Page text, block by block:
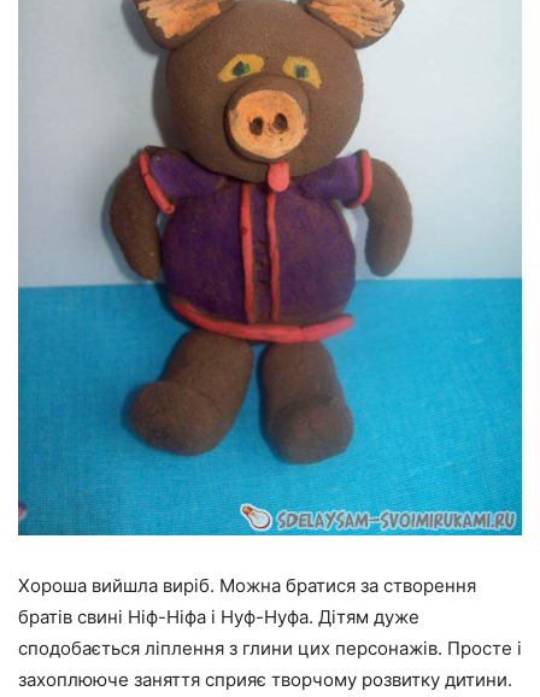
Хороша вийшла виріб. Можна братися за створення
братів свині Ніф-Ніфа і Нуф-Нуфа. Дітям дуже
сподобається ліплення з глини цих персонажів. Просте і
захоплююче заняття сприяє творчому розвитку дитини.